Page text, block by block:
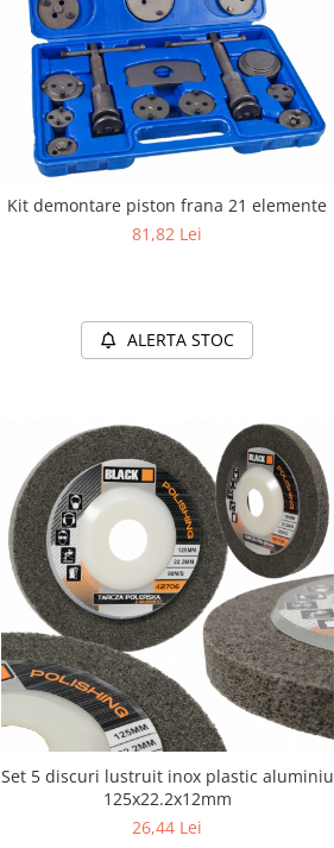
Kit demontare piston frana 21 elemente
81,82 Lei
ALERTA STOC
Set 5 discuri lustruit inox plastic aluminiu
125x22.2x12mm
26,44 Lei